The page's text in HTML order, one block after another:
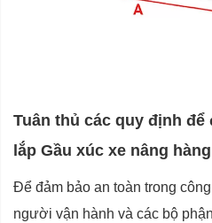
Tuân thủ các quy định để
lắp Gầu xúc xe nâng hàng
Để đảm bảo an toàn trong
người vận hành và các bộ